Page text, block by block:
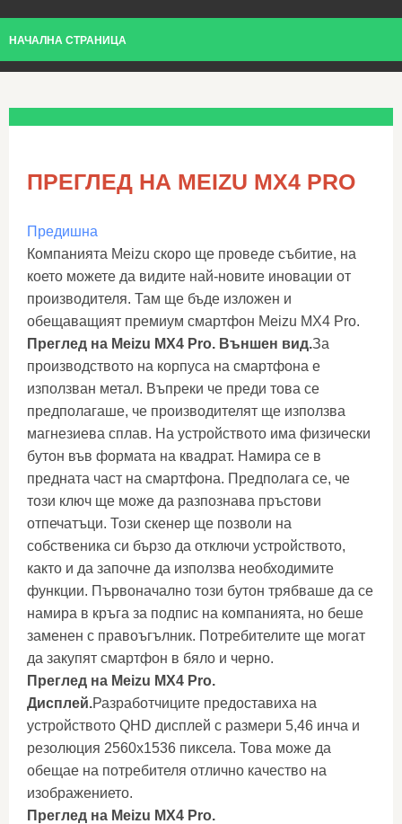
НАЧАЛНА СТРАНИЦА
ПРЕГЛЕД НА MEIZU MX4 PRO
Предишна
Компанията Meizu скоро ще проведе събитие, на
което можете да видите най-новите иновации от
производителя. Там ще бъде изложен и
обещаващият премиум смартфон Meizu MX4 Pro.
Преглед на Meizu MX4 Pro. Външен вид.За
производството на корпуса на смартфона е
използван метал. Въпреки че преди това се
предполагаше, че производителят ще използва
магнезиева сплав. На устройството има физически
бутон във формата на квадрат. Намира се в
предната част на смартфона. Предполага се, че
този ключ ще може да разпознава пръстови
отпечатъци. Този скенер ще позволи на
собственика си бързо да отключи устройството,
както и да започне да използва необходимите
функции. Първоначално този бутон трябваше да се
намира в кръга за подпис на компанията, но беше
заменен с правоъгълник. Потребителите ще могат
да закупят смартфон в бяло и черно.
Преглед на Meizu MX4 Pro.
Дисплей.Разработчиците предоставиха на
устройството QHD дисплей с размери 5,46 инча и
резолюция 2560x1536 пиксела. Това може да
обещае на потребителя отлично качество на
изображението.
Преглед на Meizu MX4 Pro.